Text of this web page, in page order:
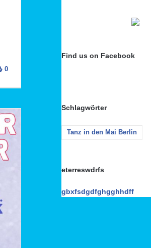
0
Find us on Facebook
Schlagwörter
Tanz in den Mai Berlin
eterreswdrfs
gbxfsdgdfghgghhdff